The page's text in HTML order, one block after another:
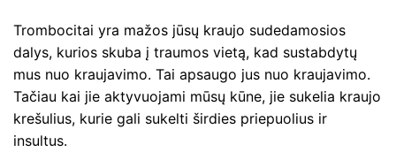
Trombocitai yra mažos jūsų kraujo sudedamosios
dalys, kurios skuba į traumos vietą, kad sustabdytų
mus nuo kraujavimo. Tai apsaugo jus nuo kraujavimo.
Tačiau kai jie aktyvuojami mūsų kūne, jie sukelia kraujo
krešulius, kurie gali sukelti širdies priepuolius ir
insultus.